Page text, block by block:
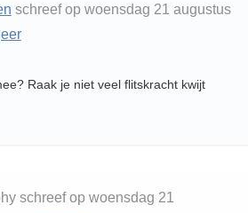
schreef op woensdag 21 augustus
Raak je niet veel flitskracht kwijt
schreef op woensdag 21